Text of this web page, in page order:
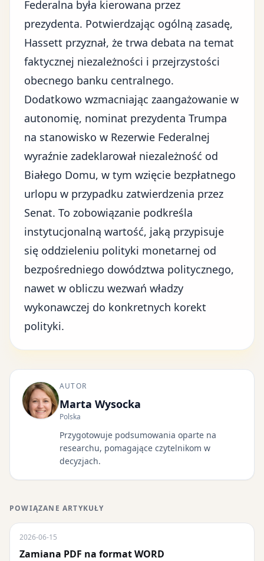
Federalna była kierowana przez
prezydenta. Potwierdzając ogólną zasadę,
Hassett przyznał, że trwa debata na temat
faktycznej niezależności i przejrzystości
obecnego banku centralnego.
Dodatkowo wzmacniając zaangażowanie w
autonomię, nominat prezydenta Trumpa
na stanowisko w Rezerwie Federalnej
wyraźnie zadeklarował niezależność od
Białego Domu, w tym wzięcie bezpłatnego
urlopu w przypadku zatwierdzenia przez
Senat. To zobowiązanie podkreśla
instytucjonalną wartość, jaką przypisuje
się oddzieleniu polityki monetarnej od
bezpośredniego dowództwa politycznego,
nawet w obliczu wezwań władzy
wykonawczej do konkretnych korekt
polityki.
AUTOR
Marta Wysocka
Polska
Przygotowuje podsumowania oparte na
researchu, pomagające czytelnikom w
decyzjach.
POWIĄZANE ARTYKUŁY
2026-06-15
Zamiana PDF na format WORD